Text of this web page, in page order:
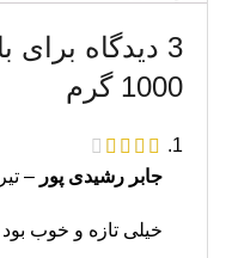
3 دیدگاه برای
1000 گرم
جابر رشیدی پور – تیر 20, 1403
خیلی تازه و خوب بود